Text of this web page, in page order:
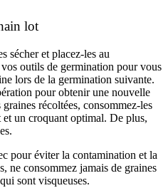
lot
sécher et placez-les au
outils de germination pour vous
lors de la germination suivante.
pour obtenir une nouvelle
récoltées, consommez-les
un croquant optimal. De plus,
pour éviter la contamination et la
ne consommez jamais de graines
sont visqueuses.